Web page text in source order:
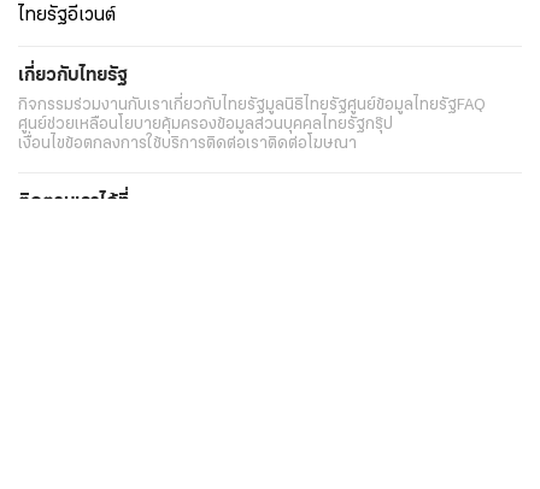
ไทยรัฐอีเวนต์
เกี่ยวกับไทยรัฐ
กิจกรรมร่วมงานกับเราเกี่ยวกับไทยรัฐมูลนิธิไทยรัฐศูนย์ข้อมูลไทยรัฐFAQ
ศูนย์ช่วยเหลือนโยบายคุ้มครองข้อมูลส่วนบุคคลไทยรัฐกรุ๊ป
เงื่อนไขข้อตกลงการใช้บริการติดต่อเราติดต่อโฆษณา
ติดตามเราได้ที่